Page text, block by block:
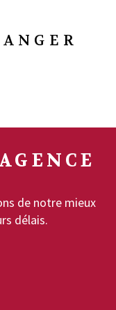
de notre mieux
délais.